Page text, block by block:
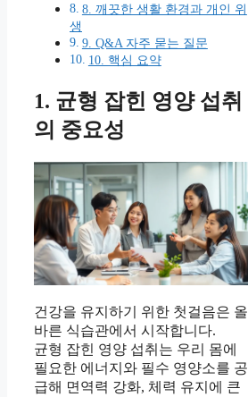
8. 깨끗한 생활 환경과 개인 위
생
9. Q&A 자주 묻는 질문
10. 핵심 요약
1. 균형 잡힌 영양 섭취
의 중요성
건강을 유지하기 위한 첫걸음은 올
바른 식습관에서 시작합니다.
균형 잡힌 영양 섭취는 우리 몸에
필요한 에너지와 필수 영양소를 공
급해 면역력 강화, 체력 유지에 큰